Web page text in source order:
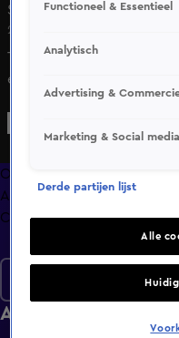
Seizoen 2, aflevering 6
24 apr 2021, 21:50
Twee bijzondere gasten
eerder voor de
z'n moeder en Pauls
vaderschap.
Overzicht
Afleveringen
Clips
Afleveringen
Functioneel & Essentieel
Analytisch
Advertising &
Marketing & Social media
Derde partijen lijst
Alle